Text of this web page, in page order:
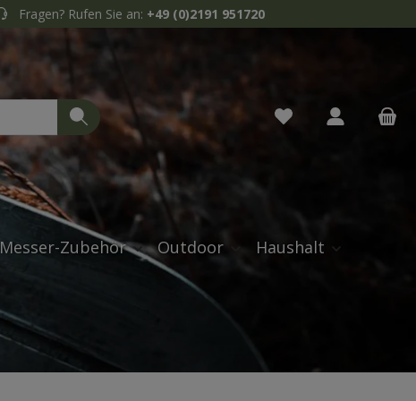
Fragen? Rufen Sie an: +49 (0)2191 951720
Messer-Zubehör Outdoor Haushalt